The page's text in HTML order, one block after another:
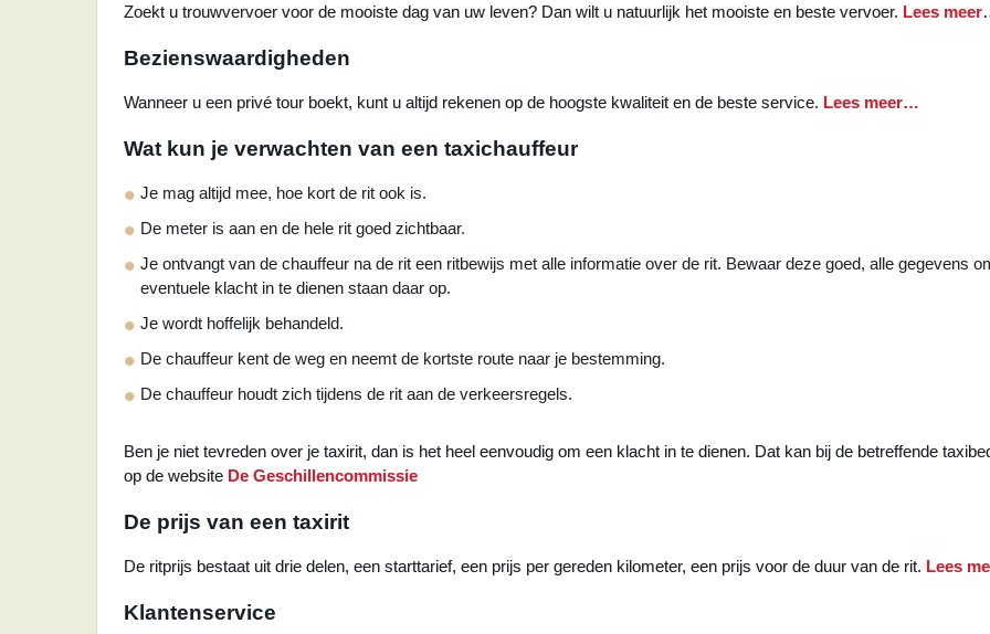
Zoekt u trouwvervoer voor de mooiste dag van uw leven? Dan wilt u natuurlijk het mooiste en beste vervoer. Lees meer
Bezienswaardigheden
Wanneer u een privé tour boekt, kunt u altijd rekenen op de hoogste kwaliteit en de beste service. Lees meer…
Wat kun je verwachten van een taxichauffeur
Je mag altijd mee, hoe kort de rit ook is.
De meter is aan en de hele rit goed zichtbaar.
Je ontvangt van de chauffeur na de rit een ritbewijs met alle informatie over de rit. Bewaar deze goed, alle gegevens
eventuele klacht in te dienen staan daar op.
Je wordt hoffelijk behandeld.
De chauffeur kent de weg en neemt de kortste route naar je bestemming.
De chauffeur houdt zich tijdens de rit aan de verkeersregels.
Ben je niet tevreden over je taxirit, dan is het heel eenvoudig om een klacht in te dienen. Dat kan bij de betreffende
op de website De Geschillencommissie
De prijs van een taxirit
De ritprijs bestaat uit drie delen, een starttarief, een prijs per gereden kilometer, een prijs voor de duur van de rit. Lees
Klantenservice